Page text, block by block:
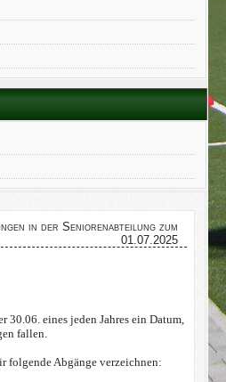
in der Seniorenabteilung zum
01.07.2025
30.06. eines jeden Jahres ein Datum,
fallen.
folgende Abgänge verzeichnen: